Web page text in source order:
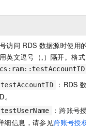
访问 RDS 数据源时使用的
英文逗号（,）隔开。格式
testAccountID ：RDS 数
。
testUserName
：跨账号授
细信息，请参见跨账号授权